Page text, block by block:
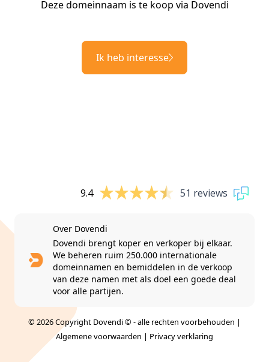
Deze domeinnaam is te koop via Dovendi
Ik heb interesse
9.4 51 reviews
Over Dovendi
Dovendi brengt koper en verkoper bij elkaar.
We beheren ruim 250.000 internationale
domeinnamen en bemiddelen in de verkoop
van deze namen met als doel een goede deal
voor alle partijen.
© 2026 Copyright Dovendi © - alle rechten voorbehouden |
Algemene voorwaarden | Privacy verklaring